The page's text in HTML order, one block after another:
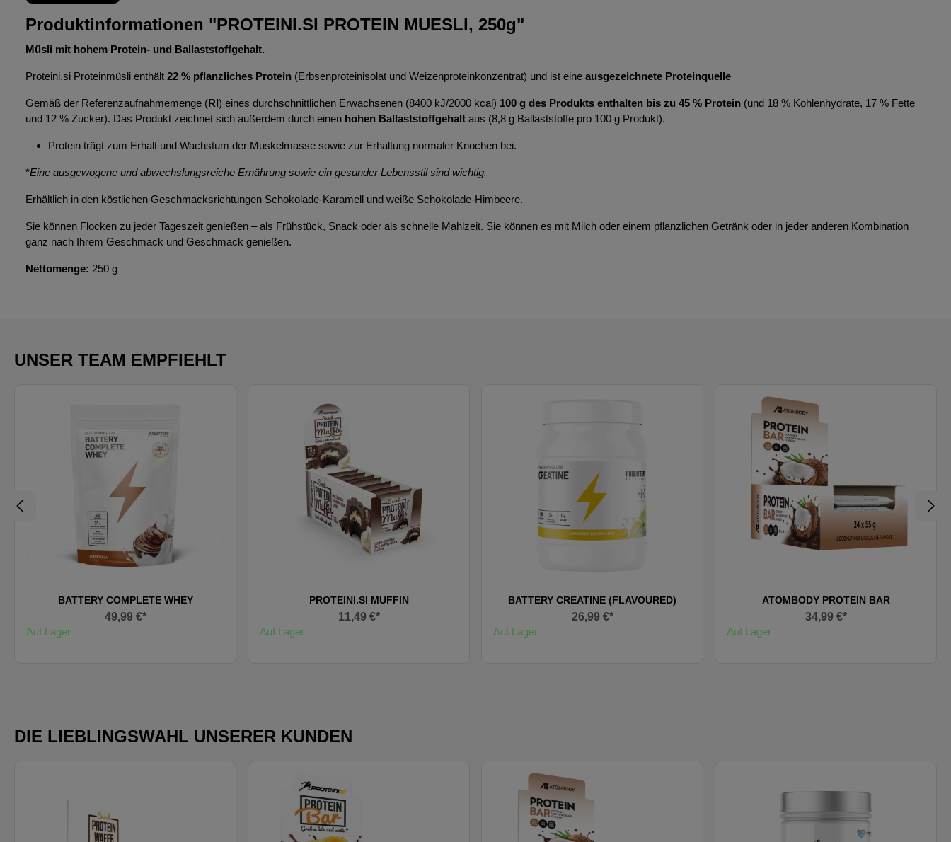
Produktinformationen "PROTEINI.SI PROTEIN MUESLI, 250g"
Müsli mit hohem Protein- und Ballaststoffgehalt.
Proteini.si Proteinmüsli enthält 22 % pflanzliches Protein (Erbsenproteinisolat und Weizenproteinkonzentrat) und ist eine ausgezeichnete Proteinquelle
Gemäß der Referenzaufnahmemenge (RI) eines durchschnittlichen Erwachsenen (8400 kJ/2000 kcal) 100 g des Produkts enthalten bis zu 45 % Protein (und 18 % Kohlenhydrate, 17 % Fette
und 12 % Zucker). Das Produkt zeichnet sich außerdem durch einen hohen Ballaststoffgehalt aus (8,8 g Ballaststoffe pro 100 g Produkt).
Protein trägt zum Erhalt und Wachstum der Muskelmasse sowie zur Erhaltung normaler Knochen bei.
*Eine ausgewogene und abwechslungsreiche Ernährung sowie ein gesunder Lebensstil sind wichtig.
Erhältlich in den köstlichen Geschmacksrichtungen Schokolade-Karamell und weiße Schokolade-Himbeere.
Sie können Flocken zu jeder Tageszeit genießen – als Frühstück, Snack oder als schnelle Mahlzeit. Sie können es mit Milch oder einem pflanzlichen Getränk oder in jeder anderen Kombination
ganz nach Ihrem Geschmack und Geschmack genießen.
Nettomenge: 250 g
UNSER TEAM EMPFIEHLT
BATTERY COMPLETE WHEY
49,99 €*
Auf Lager
PROTEINI.SI MUFFIN
11,49 €*
Auf Lager
BATTERY CREATINE (FLAVOURED)
26,99 €*
Auf Lager
ATOMBODY PROTEIN BAR
34,99 €*
Auf Lager
DIE LIEBLINGSWAHL UNSERER KUNDEN